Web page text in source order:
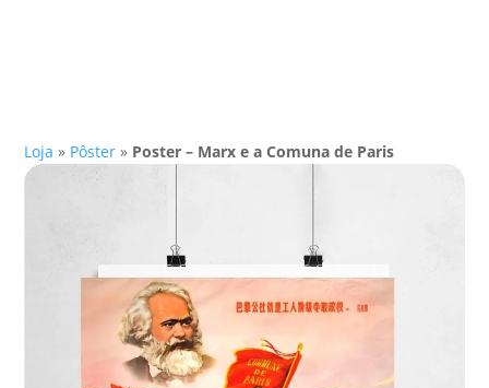
Loja » Pôster » Poster – Marx e a Comuna de Paris